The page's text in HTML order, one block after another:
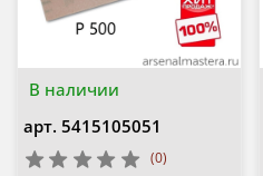
В наличии
арт. 5415105051
(0)